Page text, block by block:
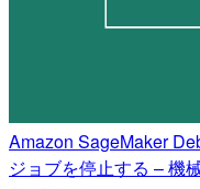
Amazon SageMaker
ジョブを停止する – 機